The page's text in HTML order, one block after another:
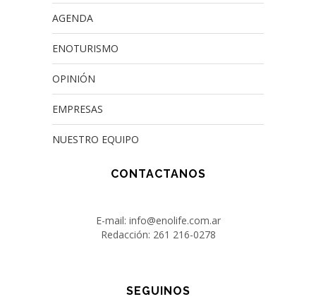
AGENDA
ENOTURISMO
OPINIÓN
EMPRESAS
NUESTRO EQUIPO
CONTACTANOS
E-mail: info@enolife.com.ar
Redacción: 261 216-0278
SEGUINOS